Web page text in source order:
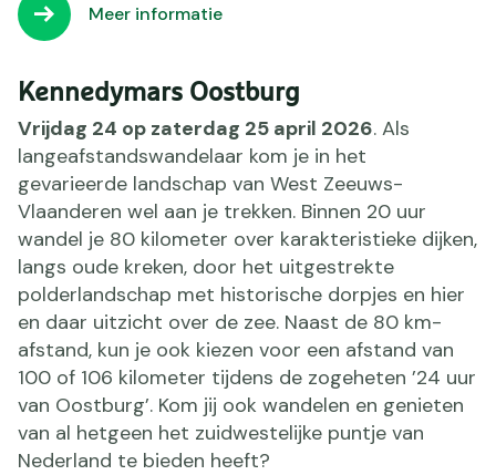
Meer informatie
Kennedymars Oostburg
Vrijdag 24 op zaterdag 25 april 2026. Als
langeafstandswandelaar kom je in het
gevarieerde landschap van West Zeeuws-
Vlaanderen wel aan je trekken. Binnen 20 uur
wandel je 80 kilometer over karakteristieke dijken,
langs oude kreken, door het uitgestrekte
polderlandschap met historische dorpjes en hier
en daar uitzicht over de zee. Naast de 80 km-
afstand, kun je ook kiezen voor een afstand van
100 of 106 kilometer tijdens de zogeheten ’24 uur
van Oostburg’. Kom jij ook wandelen en genieten
van al hetgeen het zuidwestelijke puntje van
Nederland te bieden heeft?